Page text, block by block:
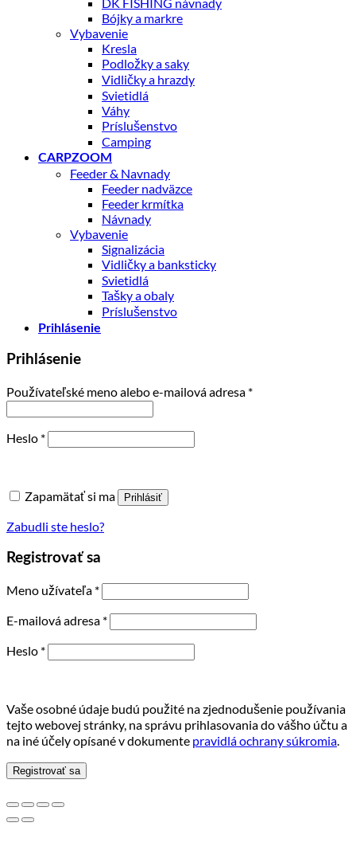
Bójky a markre
Vybavenie
Kresla
Podložky a saky
Vidličky a hrazdy
Svietidlá
Váhy
Príslušenstvo
Camping
CARPZOOM
Feeder & Navnady
Feeder nadväzce
Feeder krmítka
Návnady
Vybavenie
Signalizácia
Vidličky a banksticky
Svietidlá
Tašky a obaly
Príslušenstvo
Prihlásenie
Prihlásenie
Používateľské meno alebo e-mailová adresa *Povinné
Heslo *Povinné
Zapamätať si ma Prihlásiť
Zabudli ste heslo?
Registrovať sa
Meno užívateľa *Povinné
E-mailová adresa *Povinné
Heslo *Povinné
Vaše osobné údaje budú použité na zjednodušenie používania
tejto webovej stránky, na správu prihlasovania do vášho účtu a
na iné účely opísané v dokumente pravidlá ochrany súkromia
Registrovať sa